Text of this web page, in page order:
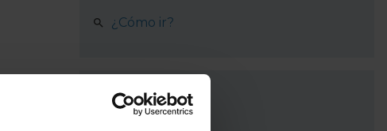
¿Cómo ir?
Recorrido